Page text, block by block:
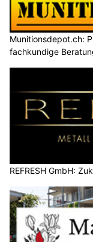
Munitionsdepot.ch:
fachkundige
REFRESH GmbH: